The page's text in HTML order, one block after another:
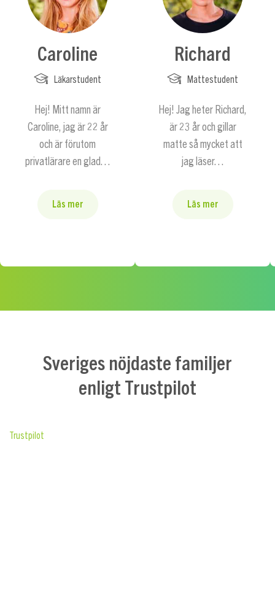
Caroline
Läkarstudent
Hej! Mitt namn är
Caroline, jag är 22 år
och är förutom
privatlärare en glad…
Läs mer
Richard
Mattestudent
Hej! Jag heter Richard,
är 23 år och gillar
matte så mycket att
jag läser…
Läs mer
Sveriges nöjdaste familjer
enligt Trustpilot
Trustpilot